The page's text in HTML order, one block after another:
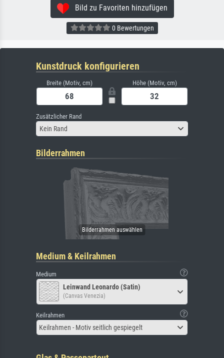
Bild zu Favoriten hinzufügen
0 Bewertungen
Kunstdruck konfigurieren
Breite (Motiv, cm) Höhe (Motiv, cm)
Zusätzlicher Rand
Kein Rand
Bilderrahmen
Medium & Keilrahmen
Medium
Leinwand Leonardo (Satin)
(Canvas Venezia)
Keilrahmen
Keilrahmen - Motiv seitlich gespiegelt